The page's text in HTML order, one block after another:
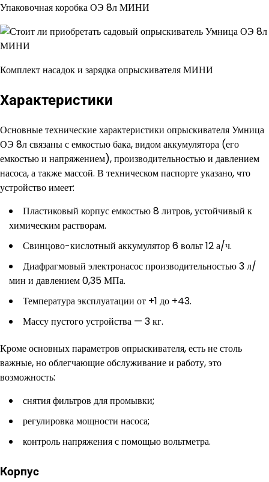
Упаковочная коробка ОЭ 8л МИНИ
Комплект насадок и зарядка опрыскивателя МИНИ
Характеристики
Основные технические характеристики опрыскивателя Умница
ОЭ 8л связаны с емкостью бака, видом аккумулятора (его
емкостью и напряжением), производительностью и давлением
насоса, а также массой. В техническом паспорте указано, что
устройство имеет:
Пластиковый корпус емкостью 8 литров, устойчивый к
химическим растворам.
Свинцово-кислотный аккумулятор 6 вольт 12 а/ч.
Диафрагмовый электронасос производительностью 3 л/
мин и давлением 0,35 МПа.
Температура эксплуатации от +1 до +43.
Массу пустого устройства — 3 кг.
Кроме основных параметров опрыскивателя, есть не столь
важные, но облегчающие обслуживание и работу, это
возможность:
снятия фильтров для промывки;
регулировка мощности насоса;
контроль напряжения с помощью вольтметра.
Корпус